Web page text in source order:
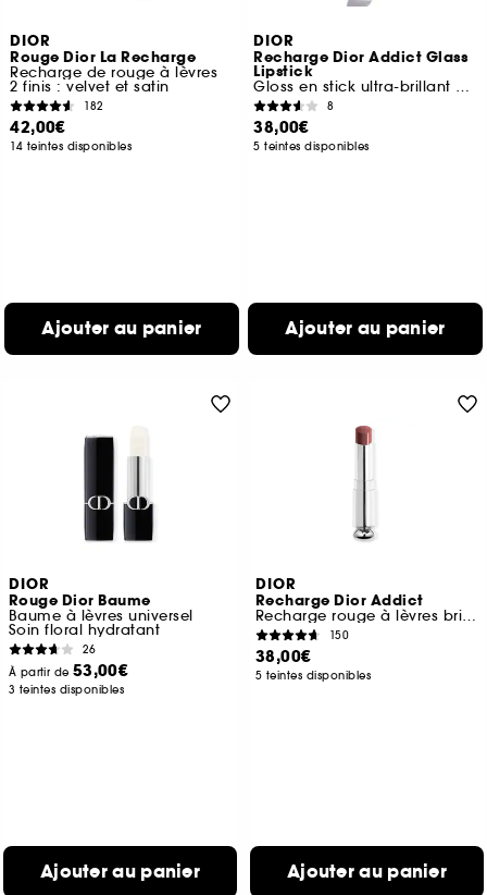
DIOR
Rouge Dior La Recharge
Recharge de rouge à lèvres
2 finis : velvet et satin
182
42,00€
14 teintes disponibles
Ajouter au panier
DIOR
Recharge Dior Addict Glass
Lipstick
Gloss en stick ultra-brillant hydratant
8
38,00€
5 teintes disponibles
Ajouter au panier
DIOR
Rouge Dior Baume
Baume à lèvres universel
Soin floral hydratant
26
À partir de 53,00€
3 teintes disponibles
Ajouter au panier
DIOR
Recharge Dior Addict
Recharge rouge à lèvres brillant Soin floral hydratant
150
38,00€
5 teintes disponibles
Ajouter au panier